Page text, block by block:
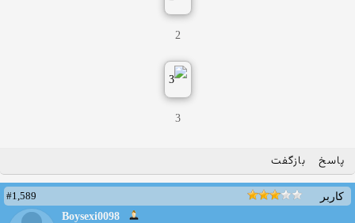
2
3
پاسخ بازگفت
کاربر
#1,589
Boysexi0098